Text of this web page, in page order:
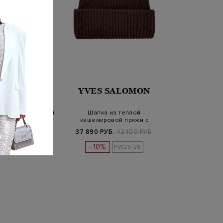
натуральной
PJS
34 900 РУБ.
FW25/26
YVES SALOMON
Шапка из теплой
кашемировой пряжи с
37 890 РУБ. 42 100 РУБ.
-10% FW25/26